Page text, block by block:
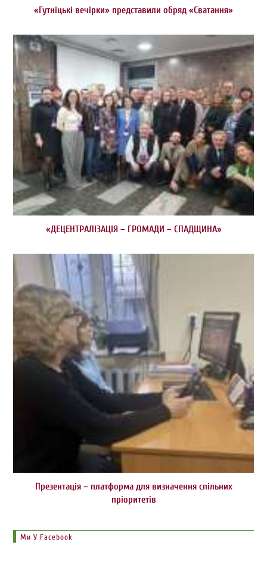
«Гутніцькі вечірки» представили обряд «Сватання»
«ДЕЦЕНТРАЛІЗАЦІЯ – ГРОМАДИ – СПАДЩИНА»
Презентація – платформа для визначення спільних
пріоритетів
Ми У Facebook